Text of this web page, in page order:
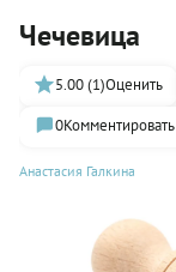
Чечевица
Анастасия Галкина
5.00 (1)Оценить
0Комментировать